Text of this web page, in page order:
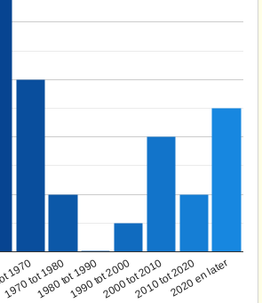
1970
1970 tot 19801980 tot 19901990 tot 20002000 tot 20102010 tot 20202020 en later